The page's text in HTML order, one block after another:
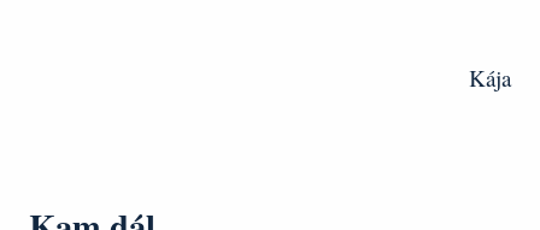
Kája